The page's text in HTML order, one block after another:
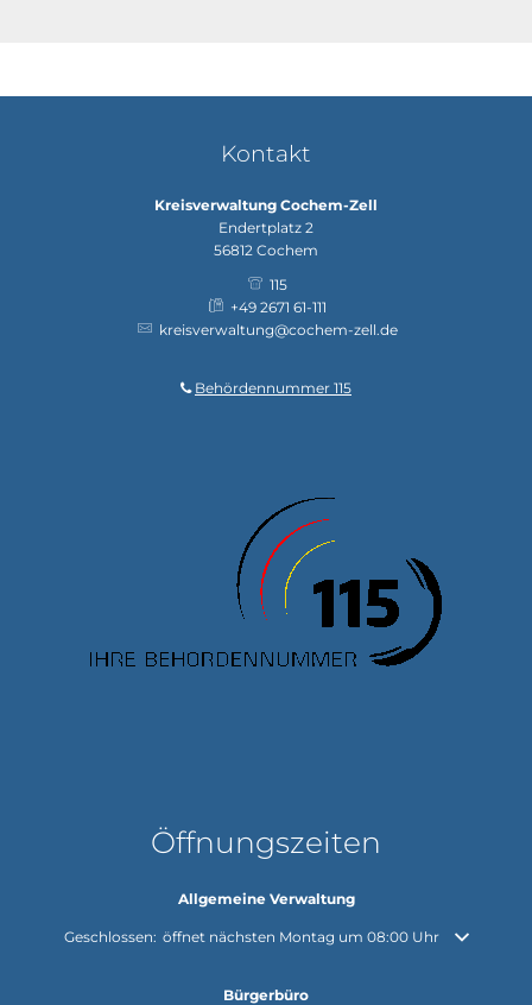
Kontakt
Kreisverwaltung Cochem-Zell
Endertplatz 2
56812 Cochem
115
+49 2671 61-111
kreisverwaltung@cochem-zell.de
Behördennummer 115
Öffnungszeiten
Allgemeine Verwaltung
Klicken, um weitere Öffnungs- oder Schließzeiten auszublenden
Geschlossen: öffnet nächsten Montag um 08:00 Uhr
Bürgerbüro